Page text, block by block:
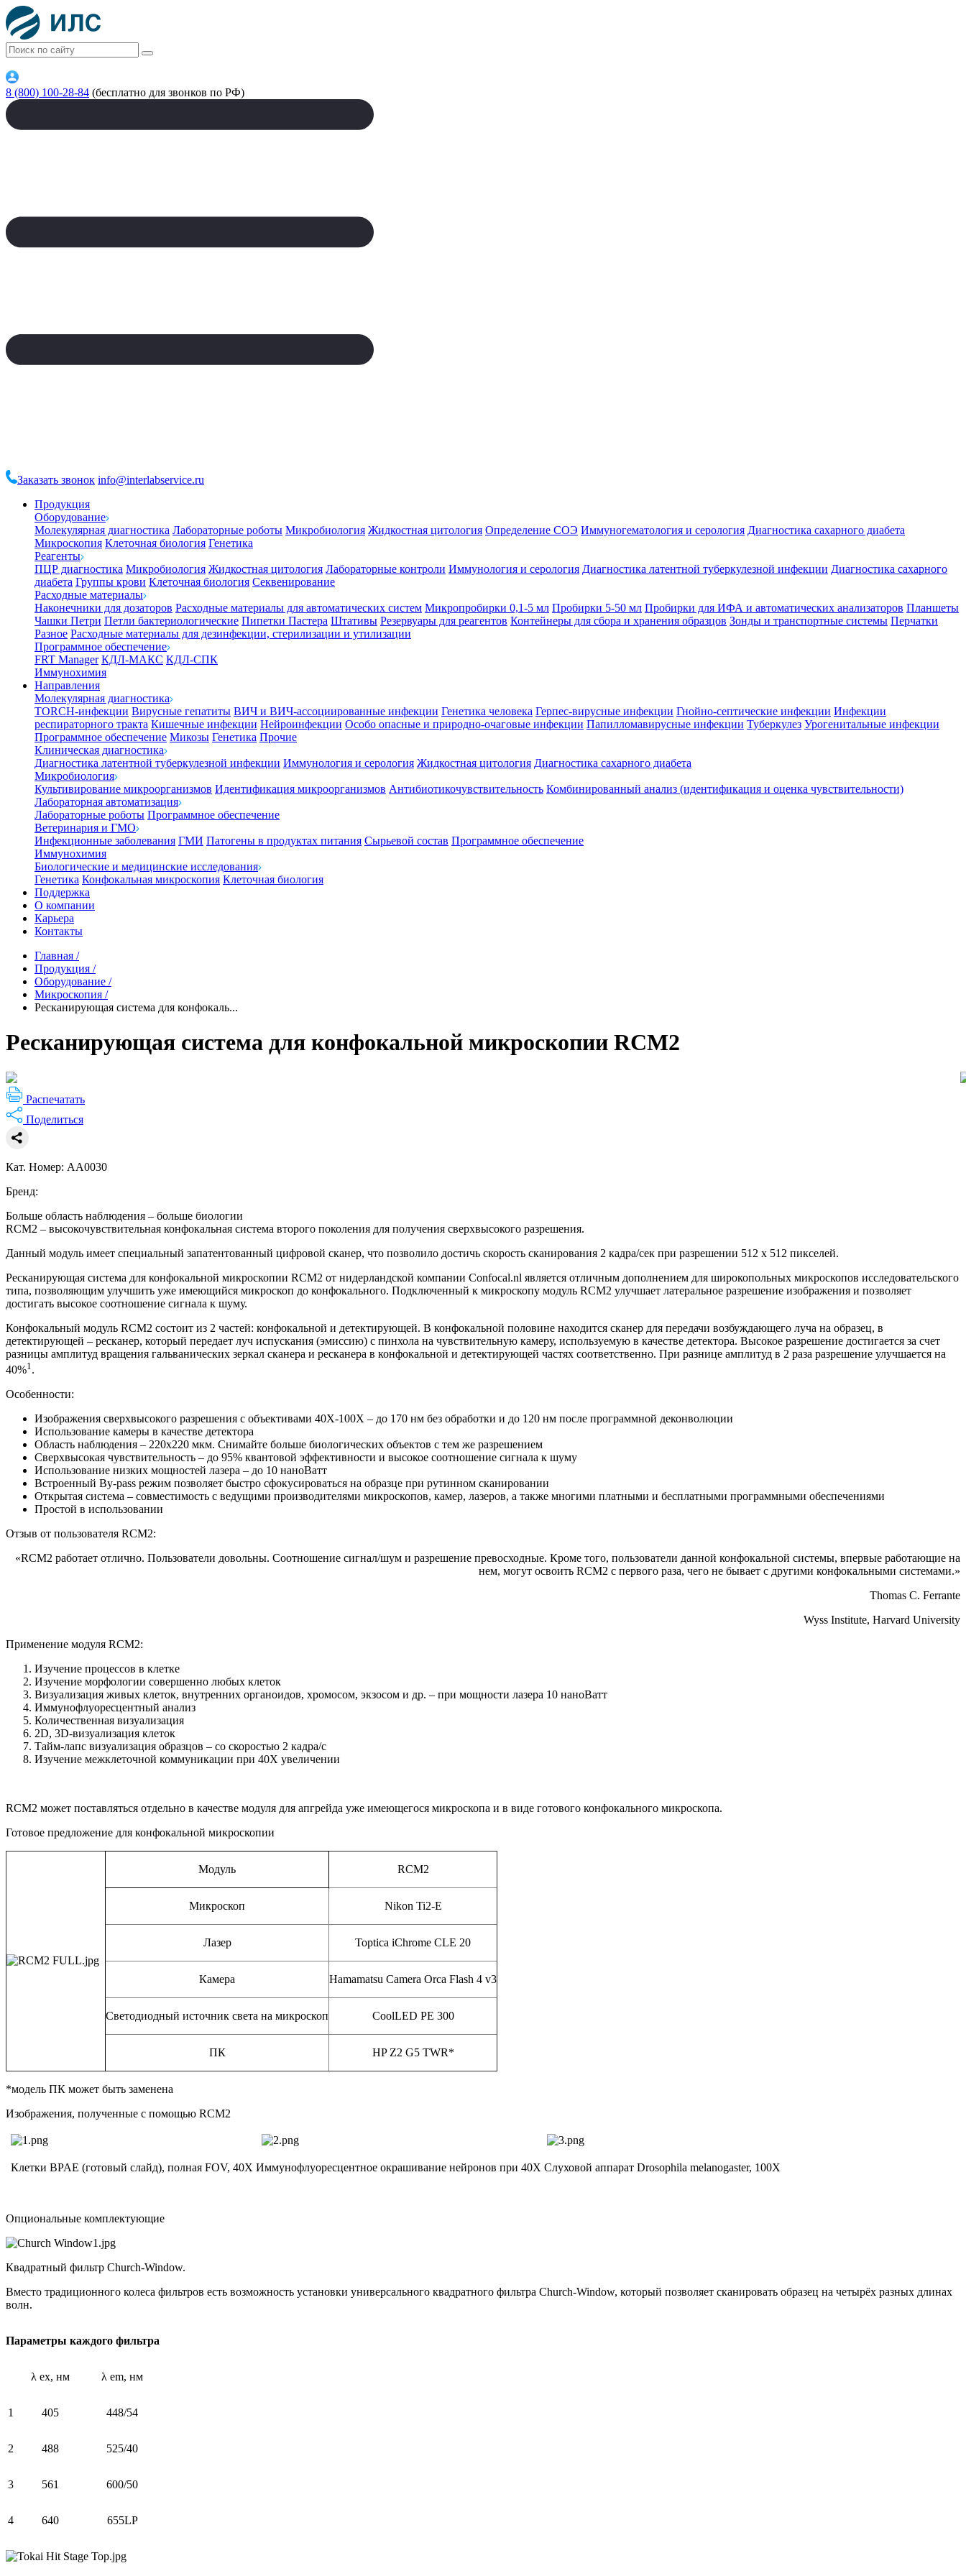
8 (800) 100-28-84 (бесплатно для звонков по РФ)
Заказать звонок info@interlabservice.ru
Продукция
Оборудование
Молекулярная диагностика Лабораторные роботы Микробиология Жидкостная цитология Определение СОЭ Иммуногематология и серология Диагностика сахарного диабета
Микроскопия Клеточная биология Генетика
Реагенты
ПЦР диагностика Микробиология Жидкостная цитология Лабораторные контроли Иммунология и серология Диагностика латентной туберкулезной инфекции Диагностика сахарного
диабета Группы крови Клеточная биология Секвенирование
Расходные материалы
Наконечники для дозаторов Расходные материалы для автоматических систем Микропробирки 0,1-5 мл Пробирки 5-50 мл Пробирки для ИФА и автоматических анализаторов Планшеты
Чашки Петри Петли бактериологические Пипетки Пастера Штативы Резервуары для реагентов Контейнеры для сбора и хранения образцов Зонды и транспортные системы Перчатки
Разное Расходные материалы для дезинфекции, стерилизации и утилизации
Программное обеспечение
FRT Manager КДЛ-МАКС КДЛ-СПК
Иммунохимия
Направления
Молекулярная диагностика
TORCH-инфекции Вирусные гепатиты ВИЧ и ВИЧ-ассоциированные инфекции Генетика человека Герпес-вирусные инфекции Гнойно-септические инфекции Инфекции
респираторного тракта Кишечные инфекции Нейроинфекции Особо опасные и природно-очаговые инфекции Папилломавирусные инфекции Туберкулез Урогенитальные инфекции
Программное обеспечение Микозы Генетика Прочие
Клиническая диагностика
Диагностика латентной туберкулезной инфекции Иммунология и серология Жидкостная цитология Диагностика сахарного диабета
Микробиология
Культивирование микроорганизмов Идентификация микроорганизмов Антибиотикочувствительность Комбинированный анализ (идентификация и оценка чувствительности)
Лабораторная автоматизация
Лабораторные роботы Программное обеспечение
Ветеринария и ГМО
Инфекционные заболевания ГМИ Патогены в продуктах питания Сырьевой состав Программное обеспечение
Иммунохимия
Биологические и медицинские исследования
Генетика Конфокальная микроскопия Клеточная биология
Поддержка
О компании
Карьера
Контакты
Главная /
Продукция /
Оборудование /
Микроскопия /
Ресканирующая система для конфокаль...
Ресканирующая система для конфокальной микроскопии RCM2
Распечатать
Поделиться
Кат. Номер: AA0030
Бренд:
Больше область наблюдения – больше биологии
RCM2 – высокочувствительная конфокальная система второго поколения для получения сверхвысокого разрешения.
Данный модуль имеет специальный запатентованный цифровой сканер, что позволило достичь скорость сканирования 2 кадра/сек при разрешении 512 х 512 пикселей.
Ресканирующая система для конфокальной микроскопии RCM2 от нидерландской компании Confocal.nl является отличным дополнением для широкопольных микроскопов исследовательского
типа, позволяющим улучшить уже имеющийся микроскоп до конфокального. Подключенный к микроскопу модуль RCM2 улучшает латеральное разрешение изображения и позволяет
достигать высокое соотношение сигнала к шуму.
Конфокальный модуль RCM2 состоит из 2 частей: конфокальной и детектирующей. В конфокальной половине находится сканер для передачи возбуждающего луча на образец, в
детектирующей – ресканер, который передает луч испускания (эмиссию) с пинхола на чувствительную камеру, используемую в качестве детектора. Высокое разрешение достигается за счет
разницы амплитуд вращения гальванических зеркал сканера и ресканера в конфокальной и детектирующей частях соответственно. При разнице амплитуд в 2 раза разрешение улучшается на
40%1 .
Особенности:
Изображения сверхвысокого разрешения с объективами 40Х-100Х – до 170 нм без обработки и до 120 нм после программной деконволюции
Использование камеры в качестве детектора
Область наблюдения – 220х220 мкм. Снимайте больше биологических объектов с тем же разрешением
Сверхвысокая чувствительность – до 95% квантовой эффективности и высокое соотношение сигнала к шуму
Использование низких мощностей лазера – до 10 наноВатт
Встроенный By-pass режим позволяет быстро сфокусироваться на образце при рутинном сканировании
Открытая система – совместимость с ведущими производителями микроскопов, камер, лазеров, а также многими платными и бесплатными программными обеспечениями
Простой в использовании
Отзыв от пользователя RCM2:
«RCM2 работает отлично. Пользователи довольны. Соотношение сигнал/шум и разрешение превосходные. Кроме того, пользователи данной конфокальной системы, впервые работающие на
нем, могут освоить RCM2 с первого раза, чего не бывает с другими конфокальными системами.»
Thomas C. Ferrante
Wyss Institute, Harvard University
Применение модуля RCM2:
Изучение процессов в клетке
Изучение морфологии совершенно любых клеток
Визуализация живых клеток, внутренних органоидов, хромосом, экзосом и др. – при мощности лазера 10 наноВатт
Иммунофлуоресцентный анализ
Количественная визуализация
2D, 3D-визуализация клеток
Тайм-лапс визуализация образцов – со скоростью 2 кадра/с
Изучение межклеточной коммуникации при 40Х увеличении
RCM2 может поставляться отдельно в качестве модуля для апгрейда уже имеющегося микроскопа и в виде готового конфокального микроскопа.
Готовое предложение для конфокальной микроскопии
Модуль RCM2
Микроскоп Nikon Ti2-E
Лазер Toptica iChrome CLE 20
Камера Hamamatsu Camera Orca Flash 4 v3
Светодиодный источник света на микроскоп CoolLED PE 300
ПК HP Z2 G5 TWR*
*модель ПК может быть заменена
Изображения, полученные с помощью RCM2
Клетки BPAE (готовый слайд), полная FOV, 40Х Иммунофлуоресцентное окрашивание нейронов при 40Х Слуховой аппарат Drosophila melanogaster, 100X
Опциональные комплектующие
Квадратный фильтр Church-Window.
Вместо традиционного колеса фильтров есть возможность установки универсального квадратного фильтра Church-Window, который позволяет сканировать образец на четырёх разных длинах
волн.
Параметры каждого фильтра
λ ex, нм λ em, нм
1 405 448/54
2 488 525/40
3 561 600/50
4 640 655LP